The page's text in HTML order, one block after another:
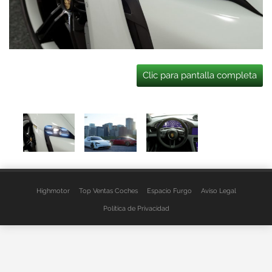
Clic para pantalla completa
Highmotor Top Ventas Coches Espacio Furgo Aviso Legal
Política de Privacidad